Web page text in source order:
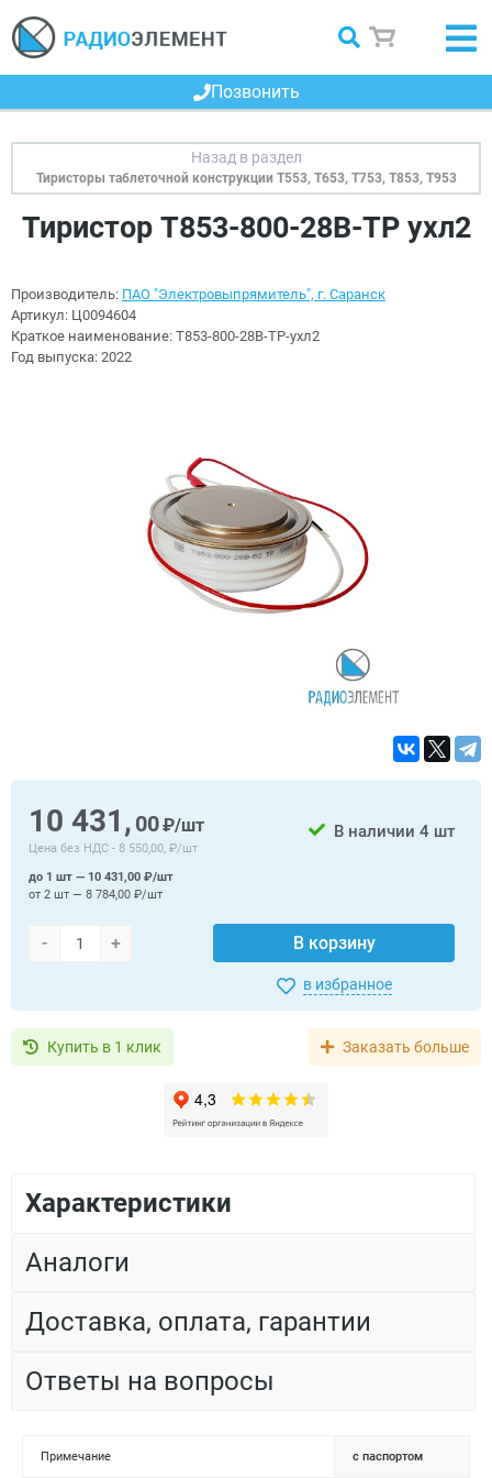
Позвонить
Тиристоры таблеточной конструкции Т553, Т653, Т753, Т853, Т953
Тиристор Т853-800-28В-ТР ухл2
Производитель: ПАО "Электровыпрямитель", г. Саранск
Артикул: Ц0094604
Краткое наименование: Т853-800-28В-ТР-ухл2
Год выпуска: 2022
10 431, 00₽/шт
Цена без НДС - 8 550,00, ₽/шт
В наличии 4 шт
- + В корзину
до 1 шт — 10 431,00 ₽/шт
от 2 шт — 8 784,00 ₽/шт
в избранное
Купить в 1 клик Заказать больше
Характеристики
Аналоги
Доставка, оплата, гарантии
Ответы на вопросы
Примечание с паспортом